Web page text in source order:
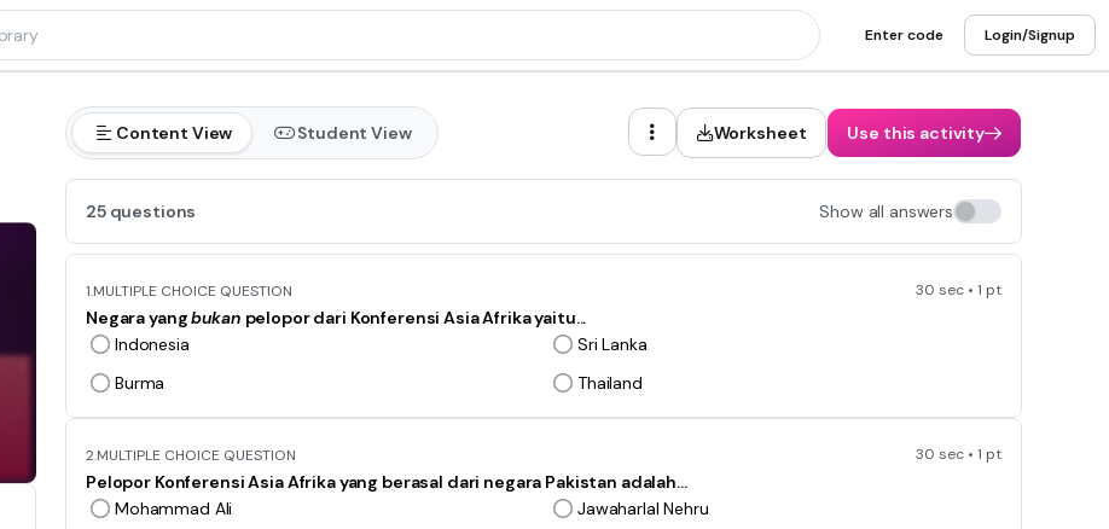
Enter code Login/Signup
Content View Student View Worksheet Use this activity
25 questions Show all answers
1.MULTIPLE CHOICE QUESTION 30 sec • 1 pt
Negara yangbukan pelopor dari Konferensi Asia Afrika yaitu...
Indonesia
Sri Lanka
Burma
Thailand
2.MULTIPLE CHOICE QUESTION 30 sec • 1 pt
Pelopor Konferensi Asia Afrika yang berasal dari negara Pakistan adalah...
Mohammad Ali
Jawaharlal Nehru